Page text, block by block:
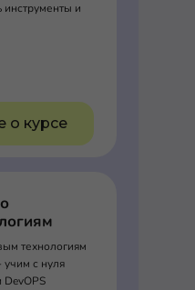
инструменты и
о курсе
технологиям
с нуля